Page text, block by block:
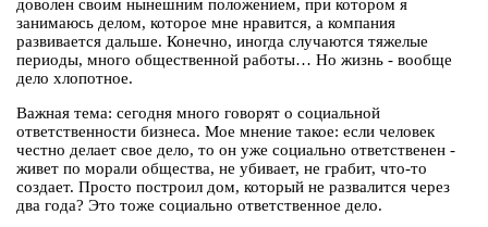
доволен своим нынешним положением, при котором я
занимаюсь делом, которое мне нравится, а компания
развивается дальше. Конечно, иногда случаются тяжелые
периоды, много общественной работы… Но жизнь - вообще
дело хлопотное.
Важная тема: сегодня много говорят о социальной
ответственности бизнеса. Мое мнение такое: если человек
честно делает свое дело, то он уже социально ответственен -
живет по морали общества, не убивает, не грабит, что-то
создает. Просто построил дом, который не развалится через
два года? Это тоже социально ответственное дело.